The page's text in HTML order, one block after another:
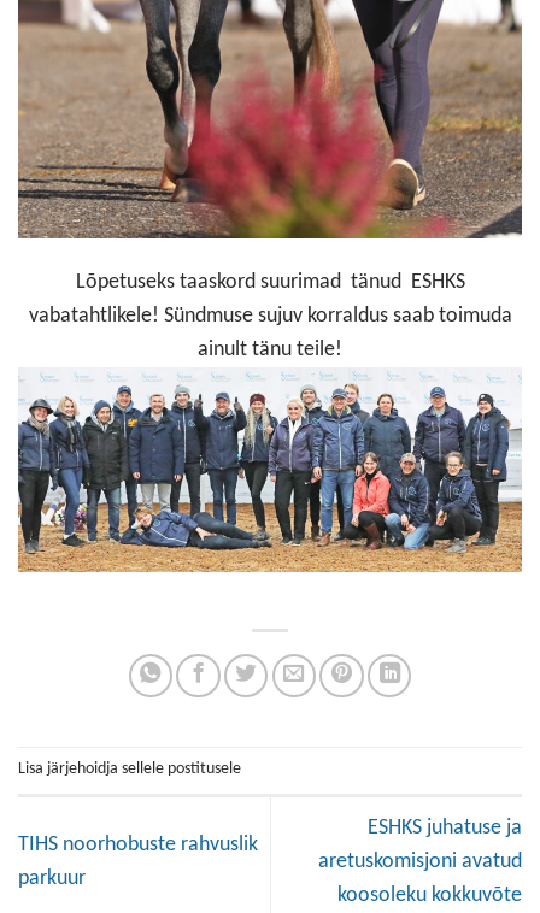
Lõpetuseks taaskord suurimad tänud ESHKS
vabatahtlikele! Sündmuse sujuv korraldus saab toimuda
ainult tänu teile!
Lisa järjehoidja sellele postitusele
TIHS noorhobuste rahvuslik
parkuur
ESHKS juhatuse ja
aretuskomisjoni avatud
koosoleku kokkuvõte